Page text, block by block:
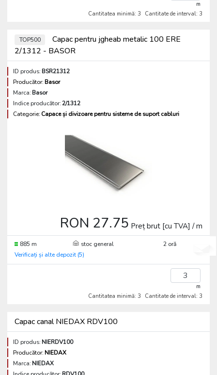
m
Cantitatea minimă: 3
Cantitate de interval: 3
TOP500
Capac pentru jgheab metalic 100 ERE
2/1312 - BASOR
ID produs:BSR21312
Producător:Basor
Marca:Basor
Indice producător:2/1312
Categorie: Capace și divizoare pentru sisteme de suport cabluri
RON 27.75 Preț brut [cu TVA] / m
885 m stoc general
2 oră
Verificați și alte depozit (5)
m
Cantitatea minimă: 3
Cantitate de interval: 3
Capac canal NIEDAX RDV100
ID produs:NIERDV100
Producător:NIEDAX
Marca:NIEDAX